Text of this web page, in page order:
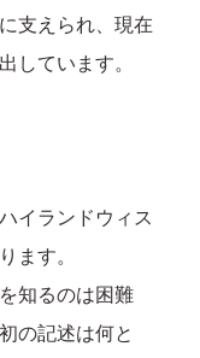
支えられ、現在
しています。
イランドウィス
ます。
知るのは困難
の記述は何と